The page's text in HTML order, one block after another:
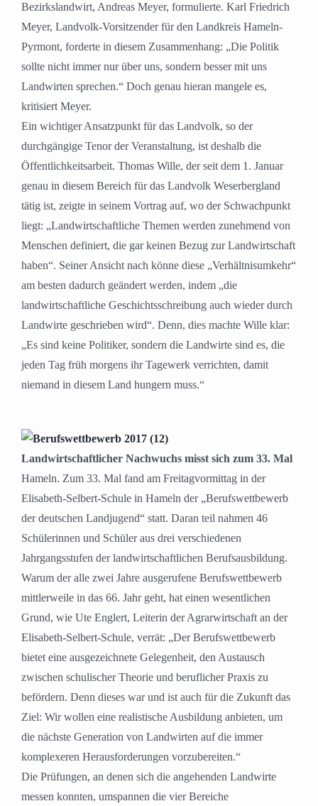
Bezirkslandwirt, Andreas Meyer, formulierte. Karl Friedrich
Meyer, Landvolk-Vorsitzender für den Landkreis Hameln-
Pyrmont, forderte in diesem Zusammenhang: „Die Politik
sollte nicht immer nur über uns, sondern besser mit uns
Landwirten sprechen.“ Doch genau hieran mangele es,
kritisiert Meyer.
Ein wichtiger Ansatzpunkt für das Landvolk, so der
durchgängige Tenor der Veranstaltung, ist deshalb die
Öffentlichkeitsarbeit. Thomas Wille, der seit dem 1. Januar
genau in diesem Bereich für das Landvolk Weserbergland
tätig ist, zeigte in seinem Vortrag auf, wo der Schwachpunkt
liegt: „Landwirtschaftliche Themen werden zunehmend von
Menschen definiert, die gar keinen Bezug zur Landwirtschaft
haben“. Seiner Ansicht nach könne diese „Verhältnisumkehr“
am besten dadurch geändert werden, indem „die
landwirtschaftliche Geschichtsschreibung auch wieder durch
Landwirte geschrieben wird“. Denn, dies machte Wille klar:
„Es sind keine Politiker, sondern die Landwirte sind es, die
jeden Tag früh morgens ihr Tagewerk verrichten, damit
niemand in diesem Land hungern muss.“
Landwirtschaftlicher Nachwuchs misst sich zum 33. Mal
Hameln. Zum 33. Mal fand am Freitagvormittag in der
Elisabeth-Selbert-Schule in Hameln der „Berufswettbewerb
der deutschen Landjugend“ statt. Daran teil nahmen 46
Schülerinnen und Schüler aus drei verschiedenen
Jahrgangsstufen der landwirtschaftlichen Berufsausbildung.
Warum der alle zwei Jahre ausgerufene Berufswettbewerb
mittlerweile in das 66. Jahr geht, hat einen wesentlichen
Grund, wie Ute Englert, Leiterin der Agrarwirtschaft an der
Elisabeth-Selbert-Schule, verrät: „Der Berufswettbewerb
bietet eine ausgezeichnete Gelegenheit, den Austausch
zwischen schulischer Theorie und beruflicher Praxis zu
befördern. Denn dieses war und ist auch für die Zukunft das
Ziel: Wir wollen eine realistische Ausbildung anbieten, um
die nächste Generation von Landwirten auf die immer
komplexeren Herausforderungen vorzubereiten.“
Die Prüfungen, an denen sich die angehenden Landwirte
messen konnten, umspannen die vier Bereiche